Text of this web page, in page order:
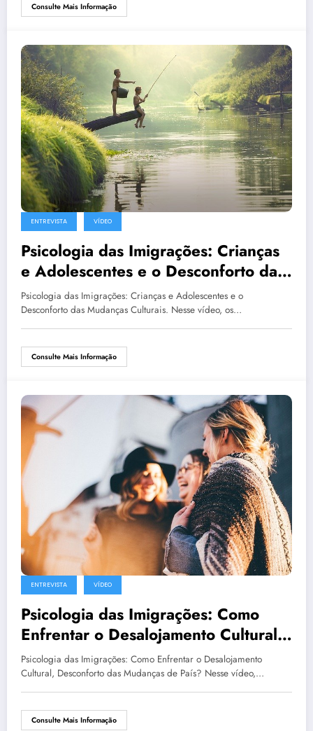
Consulte Mais Informação
ENTREVISTA VÍDEO
Psicologia das Imigrações: Crianças
e Adolescentes e o Desconforto das
Mudanças Culturais
Psicologia das Imigrações: Crianças e Adolescentes e o
Desconforto das Mudanças Culturais. Nesse vídeo, os…
Consulte Mais Informação
ENTREVISTA VÍDEO
Psicologia das Imigrações: Como
Enfrentar o Desalojamento Cultural,
Desconforto das Mudanças de País?
Psicologia das Imigrações: Como Enfrentar o Desalojamento
Cultural, Desconforto das Mudanças de País? Nesse vídeo,…
Consulte Mais Informação